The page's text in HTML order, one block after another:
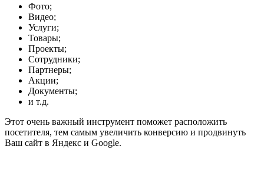
Фото;
Видео;
Услуги;
Товары;
Проекты;
Сотрудники;
Партнеры;
Акции;
Документы;
и т.д.
Этот очень важный инструмент поможет расположить
посетителя, тем самым увеличить конверсию и продвинуть
Ваш сайт в Яндекс и Google.